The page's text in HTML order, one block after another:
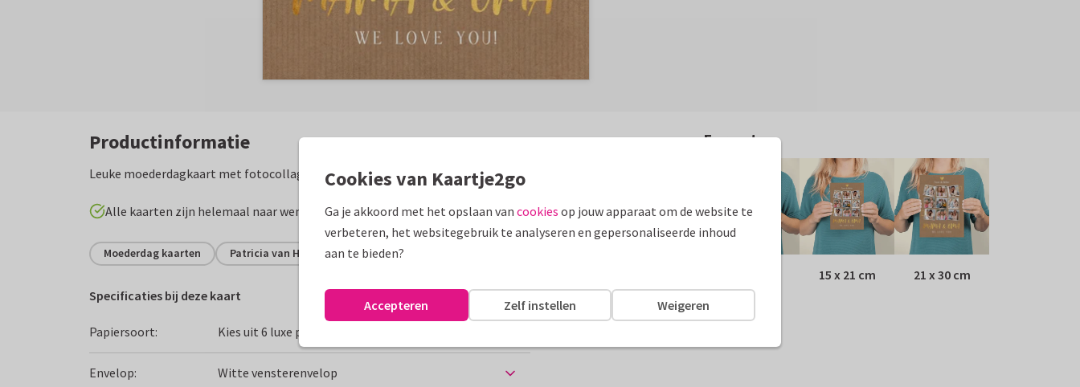
Productinformatie
Leuke moederdagkaart met fotocollage, kraft en goudlook. Geen folie!
Alle kaarten zijn helemaal naar wens aan te passen
Moederdag kaarten Patricia van Hulsentop
Specificaties bij deze kaart
Papiersoort: Kies uit 6 luxe papiersoorten
Envelop: Witte vensterenvelop
Formaten
15 x 21 cm 21 x 30 cm
Cookies van Kaartje2go
Ga je akkoord met het opslaan van cookies op jouw apparaat om de website te
verbeteren, het websitegebruik te analyseren en gepersonaliseerde inhoud
aan te bieden?
Weigeren
Zelf instellen
Accepteren